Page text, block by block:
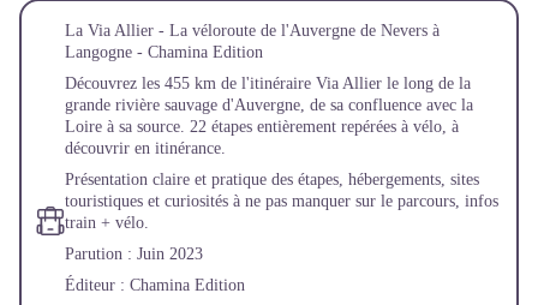
La Via Allier - La véloroute de l'Auvergne de Nevers à
Langogne - Chamina Edition
Découvrez les 455 km de l'itinéraire Via Allier le long de la
grande rivière sauvage d'Auvergne, de sa confluence avec la
Loire à sa source. 22 étapes entièrement repérées à vélo, à
découvrir en itinérance.
Présentation claire et pratique des étapes, hébergements, sites
touristiques et curiosités à ne pas manquer sur le parcours, infos
train + vélo.
Parution : Juin 2023
Éditeur : Chamina Edition